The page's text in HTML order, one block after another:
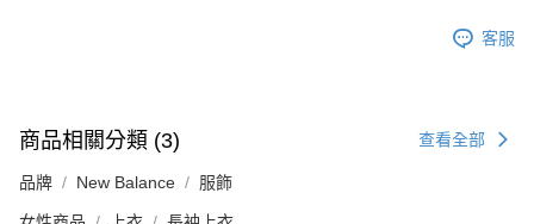
客服
商品相關分類 (3) 查看全部
品牌 New Balance 服飾